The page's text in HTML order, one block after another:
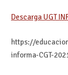
Descarga UGT
https://
informa-CGT-